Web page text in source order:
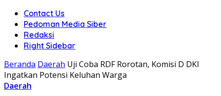
Contact Us
Pedoman Media Siber
Redaksi
Right Sidebar
Beranda Daerah Uji Coba RDF Rorotan, Komisi D DKI
Ingatkan Potensi Keluhan Warga
Daerah